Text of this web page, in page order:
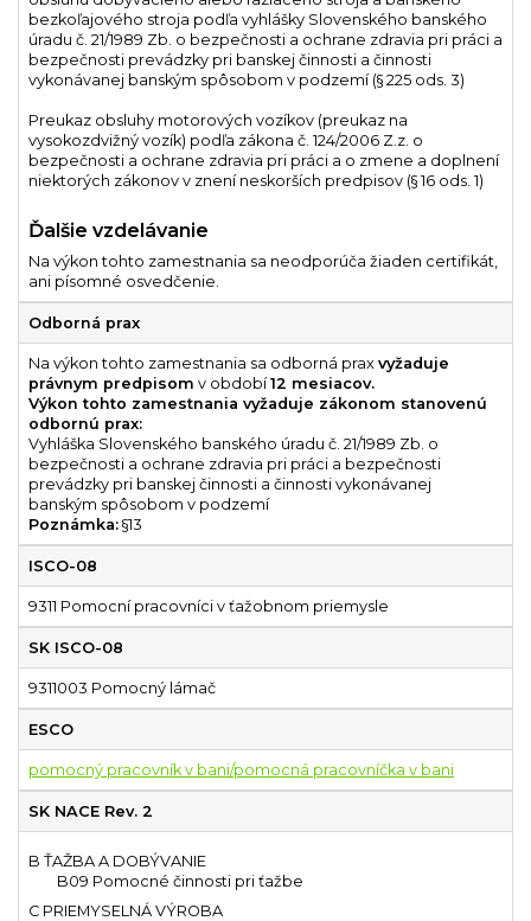
bezkoľajového stroja podľa vyhlášky Slovenského banského
úradu č. 21/1989 Zb. o bezpečnosti a ochrane zdravia pri práci a
bezpečnosti prevádzky pri banskej činnosti a činnosti
vykonávanej banským spôsobom v podzemí (§ 225 ods. 3)
Preukaz obsluhy motorových vozíkov (preukaz na
vysokozdvižný vozík) podľa zákona č. 124/2006 Z.z. o
bezpečnosti a ochrane zdravia pri práci a o zmene a doplnení
niektorých zákonov v znení neskorších predpisov (§ 16 ods. 1)
Ďalšie vzdelávanie
Na výkon tohto zamestnania sa neodporúča žiaden certifikát,
ani písomné osvedčenie.
Odborná prax
Na výkon tohto zamestnania sa odborná prax vyžaduje
právnym predpisom v období12 mesiacov.
Výkon tohto zamestnania vyžaduje zákonom stanovenú
odbornú prax:
Vyhláška Slovenského banského úradu č. 21/1989 Zb. o
bezpečnosti a ochrane zdravia pri práci a bezpečnosti
prevádzky pri banskej činnosti a činnosti vykonávanej
banským spôsobom v podzemí
Poznámka: §13
ISCO-08
9311 Pomocní pracovníci v ťažobnom priemysle
SK ISCO-08
9311003 Pomocný lámač
ESCO
pomocný pracovník v bani/pomocná pracovníčka v bani
SK NACE Rev. 2
B ŤAŽBA A DOBÝVANIE
B09 Pomocné činnosti pri ťažbe
C PRIEMYSELNÁ VÝROBA